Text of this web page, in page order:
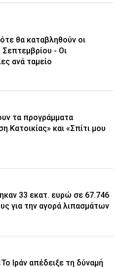
θα καταβληθούν οι
Σεπτεμβρίου - Οι
ανά ταμείο
τα προγράμματα
Κατοικίας» και «Σπίτι μου
33 εκατ. ευρώ σε 67.746
για την αγορά λιπασμάτων
Ιράν απέδειξε τη δύναμή